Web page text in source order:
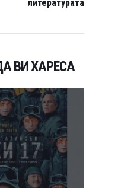
литературата
ВИ ХАРЕСА